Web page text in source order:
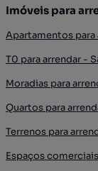
Imóveis para
Apartamentos para
T0 para arrendar -
Moradias para
Quartos para
Terrenos para
Espaços